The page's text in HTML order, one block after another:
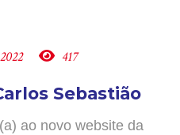
417
Sebastião
ao novo website da